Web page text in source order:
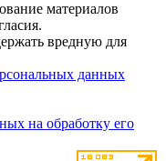
материалов
вредную для
данных
на обработку его